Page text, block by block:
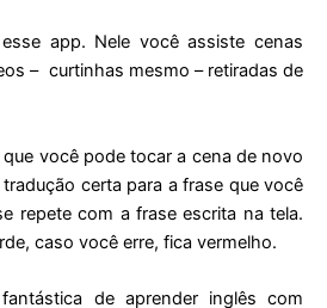
app. Nele você assiste cenas
– curtinhas mesmo – retiradas de
você pode tocar a cena de novo
certa para a frase que você
repete com a frase escrita na tela.
caso você erre, fica vermelho.
de aprender inglês com